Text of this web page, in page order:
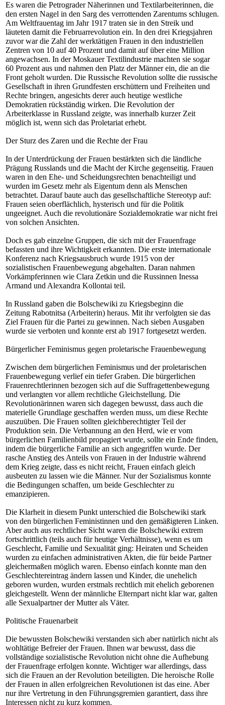
Es waren die Petrograder Näherinnen und Textilarbeiterinnen, die
den ersten Nagel in den Sarg des verrottenden Zarentums schlugen.
Am Weltfrauentag im Jahr 1917 traten sie in den Streik und
läuteten damit die Februarrevolution ein. In den drei Kriegsjahren
zuvor war die Zahl der werktätigen Frauen in den industriellen
Zentren von 10 auf 40 Prozent und damit auf über eine Million
angewachsen. In der Moskauer Textilindustrie machten sie sogar
60 Prozent aus und nahmen den Platz der Männer ein, die an die
Front geholt wurden. Die Russische Revolution sollte die russische
Gesellschaft in ihren Grundfesten erschüttern und Freiheiten und
Rechte bringen, angesichts derer auch heutige westliche
Demokratien rückständig wirken. Die Revolution der
Arbeiterklasse in Russland zeigte, was innerhalb kurzer Zeit
möglich ist, wenn sich das Proletariat erhebt.
Der Sturz des Zaren und die Rechte der Frau
In der Unterdrückung der Frauen bestärkten sich die ländliche
Prägung Russlands und die Macht der Kirche gegenseitig. Frauen
waren in den Ehe- und Scheidungsrechten benachteiligt und
wurden im Gesetz mehr als Eigentum denn als Menschen
betrachtet. Darauf baute auch das gesellschaftliche Stereotyp auf:
Frauen seien oberflächlich, hysterisch und für die Politik
ungeeignet. Auch die revolutionäre Sozialdemokratie war nicht frei
von solchen Ansichten.
Doch es gab einzelne Gruppen, die sich mit der Frauenfrage
befassten und ihre Wichtigkeit erkannten. Die erste internationale
Konferenz nach Kriegsausbruch wurde 1915 von der
sozialistischen Frauenbewegung abgehalten. Daran nahmen
Vorkämpferinnen wie Clara Zetkin und die Russinnen Inessa
Armand und Alexandra Kollontai teil.
In Russland gaben die Bolschewiki zu Kriegsbeginn die
Zeitung Rabotnitsa (Arbeiterin) heraus. Mit ihr verfolgten sie das
Ziel Frauen für die Partei zu gewinnen. Nach sieben Ausgaben
wurde sie verboten und konnte erst ab 1917 fortgesetzt werden.
Bürgerlicher Feminismus gegen proletarische Frauenbewegung
Zwischen dem bürgerlichen Feminismus und der proletarischen
Frauenbewegung verlief ein tiefer Graben. Die bürgerlichen
Frauenrechtlerinnen bezogen sich auf die Suffragettenbewegung
und verlangten vor allem rechtliche Gleichstellung. Die
Revolutionärinnen waren sich dagegen bewusst, dass auch die
materielle Grundlage geschaffen werden muss, um diese Rechte
auszuüben. Die Frauen sollten gleichberechtigter Teil der
Produktion sein. Die Verbannung an den Herd, wie er vom
bürgerlichen Familienbild propagiert wurde, sollte ein Ende finden,
indem die bürgerliche Familie an sich angegriffen wurde. Der
rasche Anstieg des Anteils von Frauen in der Industrie während
dem Krieg zeigte, dass es nicht reicht, Frauen einfach gleich
ausbeuten zu lassen wie die Männer. Nur der Sozialismus konnte
die Bedingungen schaffen, um beide Geschlechter zu
emanzipieren.
Die Klarheit in diesem Punkt unterschied die Bolschewiki stark
von den bürgerlichen Feministinnen und den gemäßigteren Linken.
Aber auch aus rechtlicher Sicht waren die Bolschewiki extrem
fortschrittlich (teils auch für heutige Verhältnisse), wenn es um
Geschlecht, Familie und Sexualität ging: Heiraten und Scheiden
wurden zu einfachen administrativen Akten, die für beide Partner
gleichermaßen möglich waren. Ebenso einfach konnte man den
Geschlechtereintrag ändern lassen und Kinder, die unehelich
geboren wurden, wurden erstmals rechtlich mit ehelich geborenen
gleichgestellt. Wenn der männliche Elternpart nicht klar war, galten
alle Sexualpartner der Mutter als Väter.
Politische Frauenarbeit
Die bewussten Bolschewiki verstanden sich aber natürlich nicht als
wohltätige Befreier der Frauen. Ihnen war bewusst, dass die
vollständige sozialistische Revolution nicht ohne die Aufhebung
der Frauenfrage erfolgen konnte. Wichtiger war allerdings, dass
sich die Frauen an der Revolution beteiligten. Die heroische Rolle
der Frauen in allen erfolgreichen Revolutionen ist das eine. Aber
nur ihre Vertretung in den Führungsgremien garantiert, dass ihre
Interessen nicht zu kurz kommen.